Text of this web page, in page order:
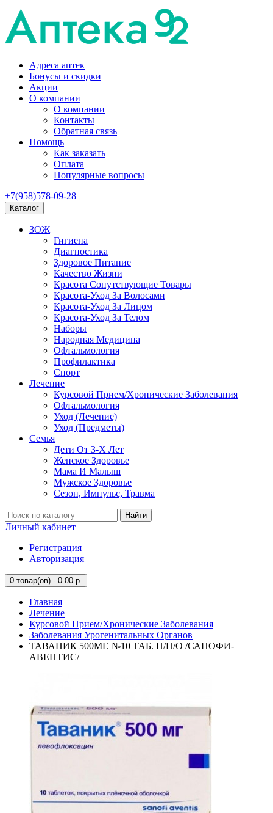
Адреса аптек
Бонусы и скидки
Акции
О компании
О компании
Контакты
Обратная связь
Помощь
Как заказать
Оплата
Популярные вопросы
+7(958)578-09-28
Каталог
ЗОЖ
Гигиена
Диагностика
Здоровое Питание
Качество Жизни
Красота Сопутствующие Товары
Красота-Уход За Волосами
Красота-Уход За Лицом
Красота-Уход За Телом
Наборы
Народная Медицина
Офтальмология
Профилактика
Спорт
Лечение
Курсовой Прием/Хронические Заболевания
Офтальмология
Уход (Лечение)
Уход (Предметы)
Семья
Дети От 3-Х Лет
Женское Здоровье
Мама И Малыш
Мужское Здоровье
Сезон, Импульс, Травма
Найти
Личный кабинет
Регистрация
Авторизация
0 товар(ов) - 0.00 р.
Главная
Лечение
Курсовой Прием/Хронические Заболевания
Заболевания Урогенитальных Органов
ТАВАНИК 500МГ. №10 ТАБ. П/П/О /САНОФИ-
АВЕНТИС/